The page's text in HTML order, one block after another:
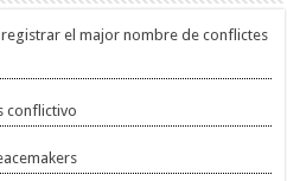
registrar el major nombre de conflictes
conflictivo